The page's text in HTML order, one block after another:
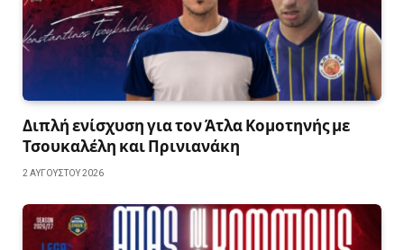
Διπλή ενίσχυση για τον Άτλα Κομοτηνής με
Τσουκαλέλη και Πρινιανάκη
2 ΑΥΓΟΎΣΤΟΥ 2026